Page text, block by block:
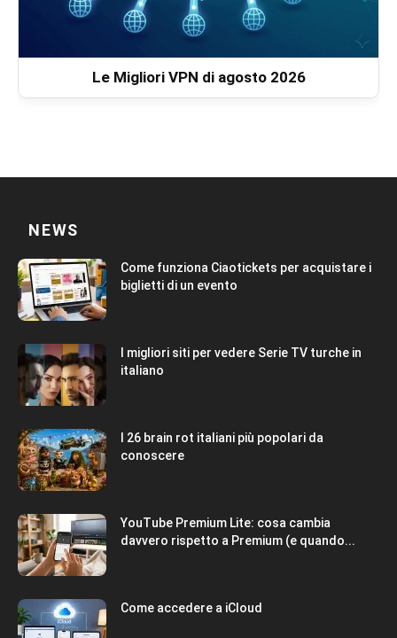
Le Migliori VPN di agosto 2026
NEWS
Come funziona Ciaotickets per acquistare i
biglietti di un evento
I migliori siti per vedere Serie TV turche in
italiano
I 26 brain rot italiani più popolari da
conoscere
YouTube Premium Lite: cosa cambia
davvero rispetto a Premium (e quando...
Come accedere a iCloud